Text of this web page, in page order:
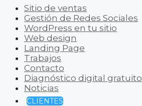
Sitio de ventas
Gestión de Redes Sociales
WordPress en tu sitio
Web design
Landing Page
Trabajos
Contacto
Diagnóstico digital gratuito
Noticias
CLIENTES